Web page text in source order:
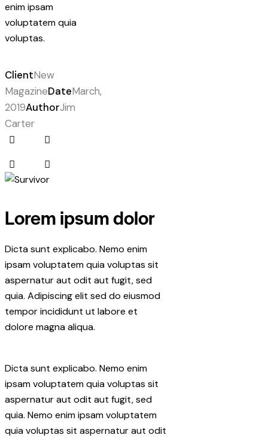
enim ipsam
voluptatem quia
voluptas.
ClientNew
MagazineDateMarch,
2019AuthorJim
Carter
Lorem ipsum dolor
Dicta sunt explicabo. Nemo enim
ipsam voluptatem quia voluptas sit
aspernatur aut odit aut fugit, sed
quia. Adipiscing elit sed do eiusmod
tempor incididunt ut labore et
dolore magna aliqua.
Dicta sunt explicabo. Nemo enim
ipsam voluptatem quia voluptas sit
aspernatur aut odit aut fugit, sed
quia. Nemo enim ipsam voluptatem
quia voluptas sit aspernatur aut odit